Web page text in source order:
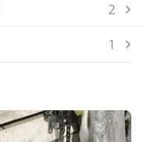
2
1